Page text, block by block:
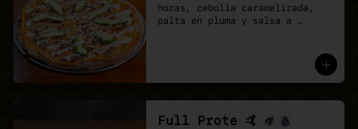
horas, cebolla caramelizada,
palta en pluma y salsa a
Full Prote 🤙